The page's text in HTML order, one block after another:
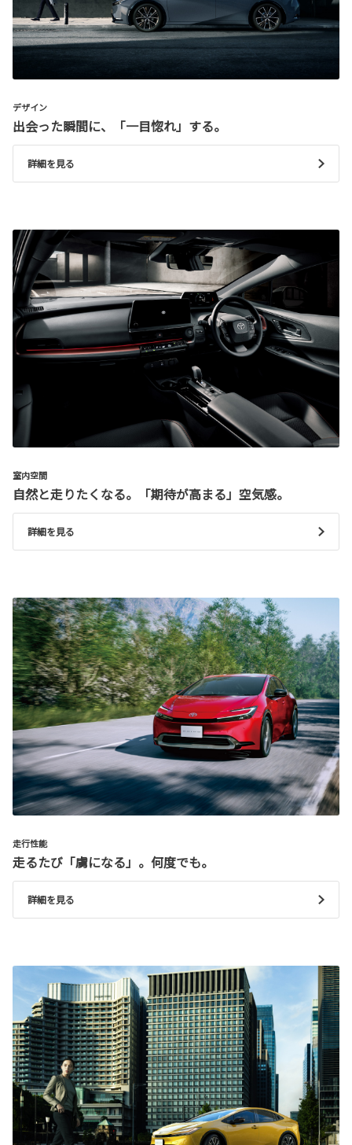
デザイン
出会った瞬間に、「一目惚れ」する。
詳細を見る
室内空間
自然と走りたくなる。「期待が高まる」空気感。
詳細を見る
走行性能
走るたび「虜になる」。何度でも。
詳細を見る